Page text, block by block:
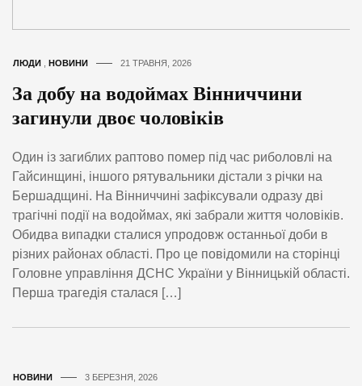
ЛЮДИ НОВИНИ 21 ТРАВНЯ, 2026
За добу на водоймах Вінниччини
загинули двоє чоловіків
Один із загиблих раптово помер під час риболовлі на
Гайсинщині, іншого рятувальники дістали з річки на
Бершадщині. На Вінниччині зафіксували одразу дві
трагічні події на водоймах, які забрали життя чоловіків.
Обидва випадки сталися упродовж останньої доби в
різних районах області. Про це повідомили на сторінці
Головне управління ДСНС України у Вінницькій області.
Перша трагедія сталася […]
НОВИНИ 3 БЕРЕЗНЯ, 2026